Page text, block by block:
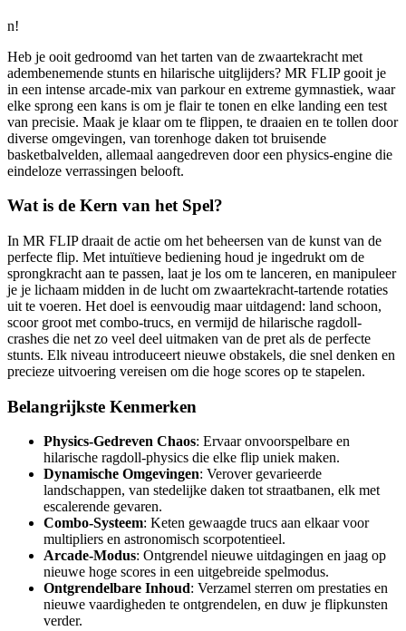
n!
Heb je ooit gedroomd van het tarten van de zwaartekracht met
adembenemende stunts en hilarische uitglijders? MR FLIP gooit je
in een intense arcade-mix van parkour en extreme gymnastiek, waar
elke sprong een kans is om je flair te tonen en elke landing een test
van precisie. Maak je klaar om te flippen, te draaien en te tollen door
diverse omgevingen, van torenhoge daken tot bruisende
basketbalvelden, allemaal aangedreven door een physics-engine die
eindeloze verrassingen belooft.
Wat is de Kern van het Spel?
In MR FLIP draait de actie om het beheersen van de kunst van de
perfecte flip. Met intuïtieve bediening houd je ingedrukt om de
sprongkracht aan te passen, laat je los om te lanceren, en manipuleer
je je lichaam midden in de lucht om zwaartekracht-tartende rotaties
uit te voeren. Het doel is eenvoudig maar uitdagend: land schoon,
scoor groot met combo-trucs, en vermijd de hilarische ragdoll-
crashes die net zo veel deel uitmaken van de pret als de perfecte
stunts. Elk niveau introduceert nieuwe obstakels, die snel denken en
precieze uitvoering vereisen om die hoge scores op te stapelen.
Belangrijkste Kenmerken
Physics-Gedreven Chaos: Ervaar onvoorspelbare en
hilarische ragdoll-physics die elke flip uniek maken.
Dynamische Omgevingen: Verover gevarieerde
landschappen, van stedelijke daken tot straatbanen, elk met
escalerende gevaren.
Combo-Systeem: Keten gewaagde trucs aan elkaar voor
multipliers en astronomisch scorpotentieel.
Arcade-Modus: Ontgrendel nieuwe uitdagingen en jaag op
nieuwe hoge scores in een uitgebreide spelmodus.
Ontgrendelbare Inhoud: Verzamel sterren om prestaties en
nieuwe vaardigheden te ontgrendelen, en duw je flipkunsten
verder.